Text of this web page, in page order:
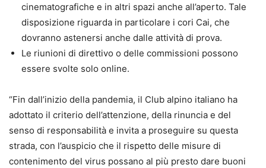
cinematografiche e in altri spazi anche all’aperto. Tale
disposizione riguarda in particolare i cori Cai, che
dovranno astenersi anche dalle attività di prova.
Le riunioni di direttivo o delle commissioni possono
essere svolte solo online.
“Fin dall’inizio della pandemia, il Club alpino italiano ha
adottato il criterio dell’attenzione, della rinuncia e del
senso di responsabilità e invita a proseguire su questa
strada, con l’auspicio che il rispetto delle misure di
contenimento del virus possano al più presto dare buoni